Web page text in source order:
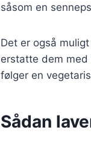
såsom en
Det er også
erstatte dem
følger en
Sådan